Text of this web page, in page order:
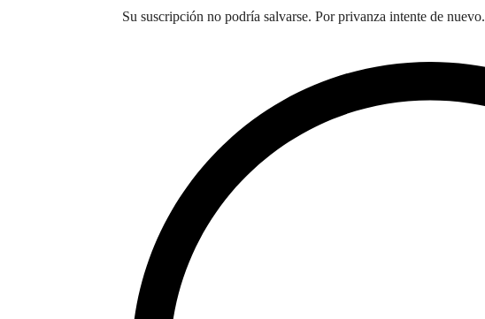
Su suscripción no podría salvarse. Por privanza intente de nuevo.